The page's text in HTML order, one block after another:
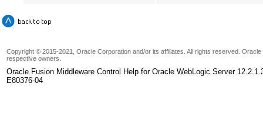
Copyright © 2015-2021, Oracle Corporation and/or its affiliates. All rights reserved.
respective owners.
Oracle Fusion Middleware Control Help for Oracle WebLogic Server
E80376-04